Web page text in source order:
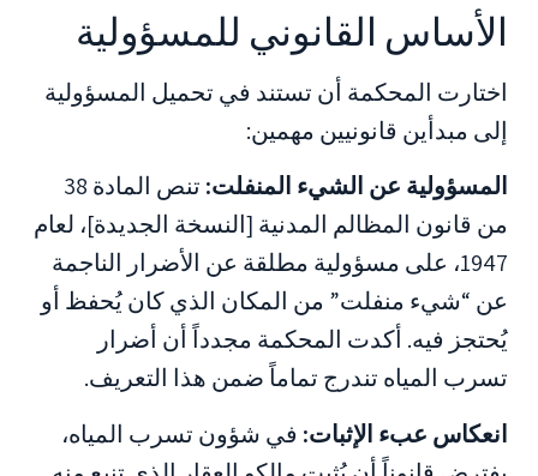
الأساس القانوني للمسؤولية
اختارت المحكمة أن تستند في تحميل المسؤولية
إلى مبدأين قانونيين مهمين:
المسؤولية عن الشيء المنفلت:
تنص المادة 38
من قانون المظالم المدنية [النسخة الجديدة]، لعام
1947، على مسؤولية مطلقة عن الأضرار الناجمة
عن “شيء منفلت” من المكان الذي كان يُحفظ أو
يُحتجز فيه. أكدت المحكمة مجدداً أن أضرار
تسرب المياه تندرج تماماً ضمن هذا التعريف.
انعكاس عبء الإثبات: في شؤون تسرب المياه،